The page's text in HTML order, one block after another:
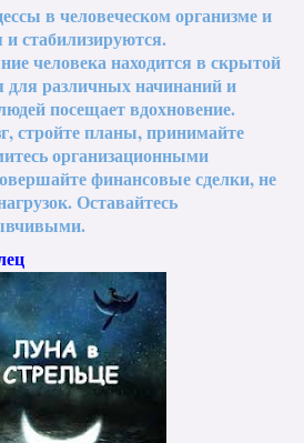
в человеческом организме и
стабилизируются.
человека находится в скрытой
различных начинаний и
посещает вдохновение.
стройте планы, принимайте
организационными
финансовые сделки, не
Оставайтесь